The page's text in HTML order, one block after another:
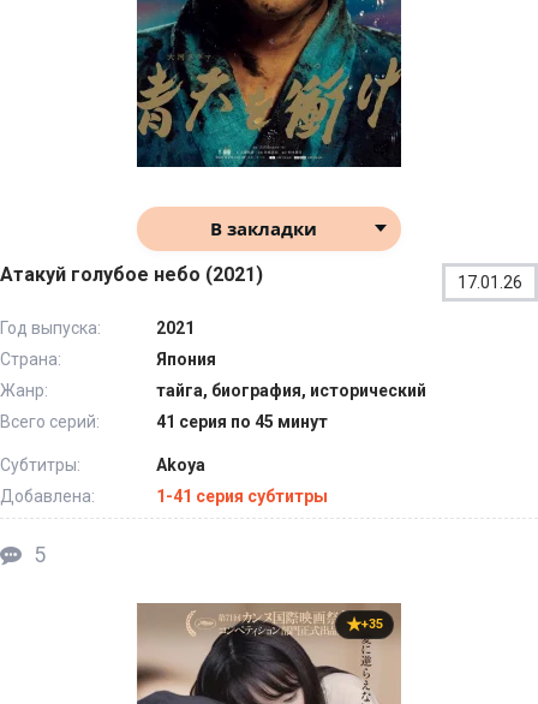
В закладки
Атакуй голубое небо (2021) 17.01.26
Год выпуска:
2021
Страна:
Япония
Жанр:
тайга, биография, исторический
Всего серий:
41 серия по 45 минут
Субтитры:
Akoya
Добавлена:
1-41 серия субтитры
5
+35